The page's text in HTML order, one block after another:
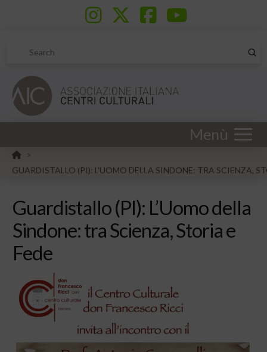
Search
Menù
HOME
>
GUARDISTALLO (PI): L'UOMO DELLA SINDONE: TRA SCIENZA,
Guardistallo (PI): L’Uomo della
Sindone: tra Scienza, Storia e
Fede